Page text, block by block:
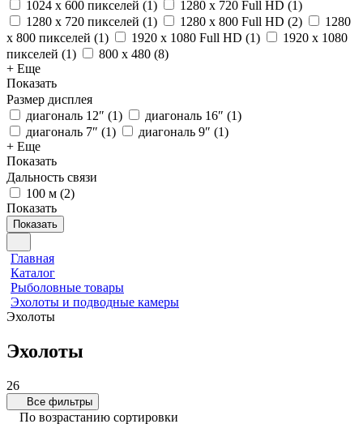
1024 x 600 пикселей (1) 1280 x 720 Full HD (1)
1280 x 720 пикселей (1) 1280 x 800 Full HD (2)
1280
x 800 пикселей (1) 1920 x 1080 Full HD (1)
1920 x 1080
пикселей (1) 800 x 480 (8)
+ Еще
Показать
Размер дисплея
диагональ 12″ (1) диагональ 16″ (1)
диагональ 7″ (1) диагональ 9″ (1)
+ Еще
Показать
Дальность связи
100 м (2)
Показать
Показать
Главная
Каталог
Рыболовные товары
Эхолоты и подводные камеры
Эхолоты
Эхолоты
26
Все фильтры
По возрастанию сортировки